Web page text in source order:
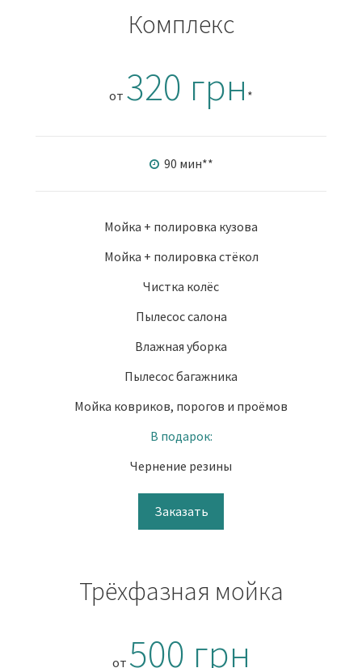
Комплекс
от 320 грн *
90 мин**
Мойка + полировка кузова
Мойка + полировка стёкол
Чистка колёс
Пылесос салона
Влажная уборка
Пылесос багажника
Мойка ковриков, порогов и проёмов
В подарок:
Чернение резины
Заказать
Трёхфазная мойка
от 500 грн